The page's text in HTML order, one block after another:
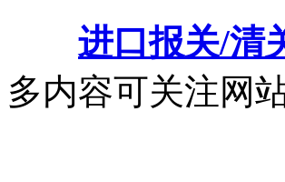
进口报关/清
多内容可关注网